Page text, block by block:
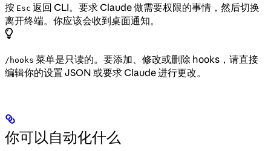
按 Esc 返回 CLI。要求 Claude 做需要权限的事情，然后切换
离开终端。你应该会收到桌面通知。
/hooks 菜单是只读的。要添加、修改或删除 hooks，请直接
编辑你的设置 JSON 或要求 Claude 进行更改。
你可以自动化什么